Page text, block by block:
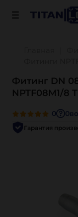
Важно!
Фитинг DN
NPTF08M1/8
0 0
Гарантия